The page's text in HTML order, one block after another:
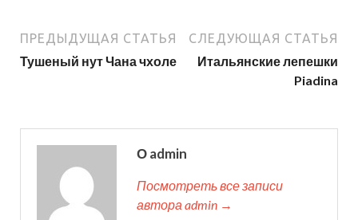
ПРЕДЫДУЩАЯ СТАТЬЯ
Тушеный нут Чана чхоле
СЛЕДУЮЩАЯ СТАТЬЯ
Итальянские лепешки
Piadina
О admin
Посмотреть все записи
автора admin →